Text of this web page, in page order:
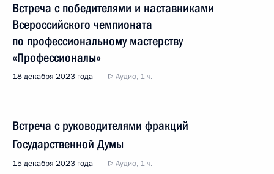
Встреча с победителями и наставниками
Всероссийского чемпионата
по профессиональному мастерству
«Профессионалы»
18 декабря 2023 года Аудио, 1 ч.
Встреча с руководителями фракций
Государственной Думы
15 декабря 2023 года Аудио, 1 ч.